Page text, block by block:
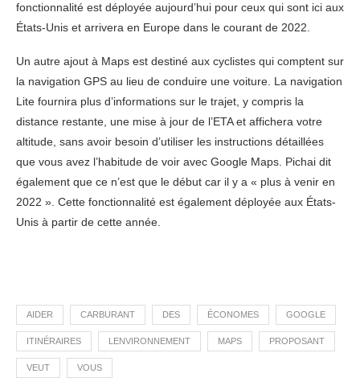
fonctionnalité est déployée aujourd’hui pour ceux qui sont ici aux
États-Unis et arrivera en Europe dans le courant de 2022.
Un autre ajout à Maps est destiné aux cyclistes qui comptent sur
la navigation GPS au lieu de conduire une voiture. La navigation
Lite fournira plus d’informations sur le trajet, y compris la
distance restante, une mise à jour de l’ETA et affichera votre
altitude, sans avoir besoin d’utiliser les instructions détaillées
que vous avez l’habitude de voir avec Google Maps. Pichai dit
également que ce n’est que le début car il y a « plus à venir en
2022 ». Cette fonctionnalité est également déployée aux États-
Unis à partir de cette année.
AIDER CARBURANT DES ÉCONOMES GOOGLE
ITINÉRAIRES LENVIRONNEMENT MAPS PROPOSANT
VEUT VOUS